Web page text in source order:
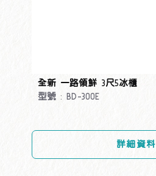
全新 一路領鮮 3尺5冰櫃
型號 : BD-300E
詳細資料